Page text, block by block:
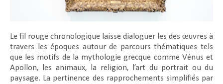
Le fil rouge chronologique laisse dialoguer les des œuvres à
travers les époques autour de parcours thématiques tels
que les motifs de la mythologie grecque comme Vénus et
Apollon, les animaux, la religion, l’art du portrait ou du
paysage. La pertinence des rapprochements simplifiés par